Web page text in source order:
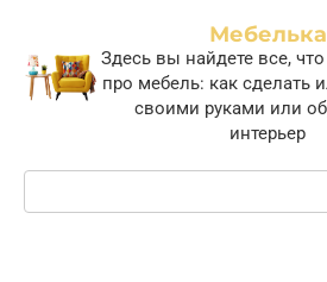
контенту
Мебелька
Здесь вы найдете все,
про мебель: как сделать
своими руками или
интерьер
Поиск: